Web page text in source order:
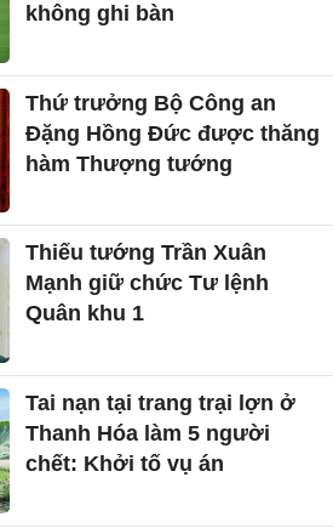
không ghi bàn
Thứ trưởng Bộ Công an
Đặng Hồng Đức được thăng
hàm Thượng tướng
Thiếu tướng Trần Xuân
Mạnh giữ chức Tư lệnh
Quân khu 1
Tai nạn tại trang trại lợn ở
Thanh Hóa làm 5 người
chết: Khởi tố vụ án